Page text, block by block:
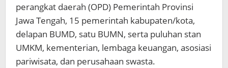
perangkat daerah (OPD) Pemerintah Provinsi
Jawa Tengah, 15 pemerintah kabupaten/kota,
delapan BUMD, satu BUMN, serta puluhan stan
UMKM, kementerian, lembaga keuangan, asosiasi
pariwisata, dan perusahaan swasta.